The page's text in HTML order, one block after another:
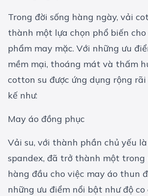
Trong đời sống hàng ngày, vải
thành một lựa chọn phổ biến
phẩm may mặc. Với những ưu
mềm mại, thoáng mát và thấm
cotton su được ứng dụng rộng
kế như:
May áo đồng phục
Vải su, với thành phần chủ yếu
spandex, đã trở thành một trong
hàng đầu cho việc may áo thun
những ưu điểm nổi bật như độ